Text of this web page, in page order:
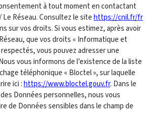
à tout moment en contactant
Réseau. Consultez le sitehttps://cnil.fr/fr
sur vos droits. Si vous estimez, après avoir
que vos droits « Informatique et
vous pouvez adresser une
vous informons de l’existence de la liste
téléphonique « Bloctel », sur laquelle
ici :https://www.bloctel.gouv.fr. Dans le
Données personnelles, nous vous
de Données sensibles dans le champ de